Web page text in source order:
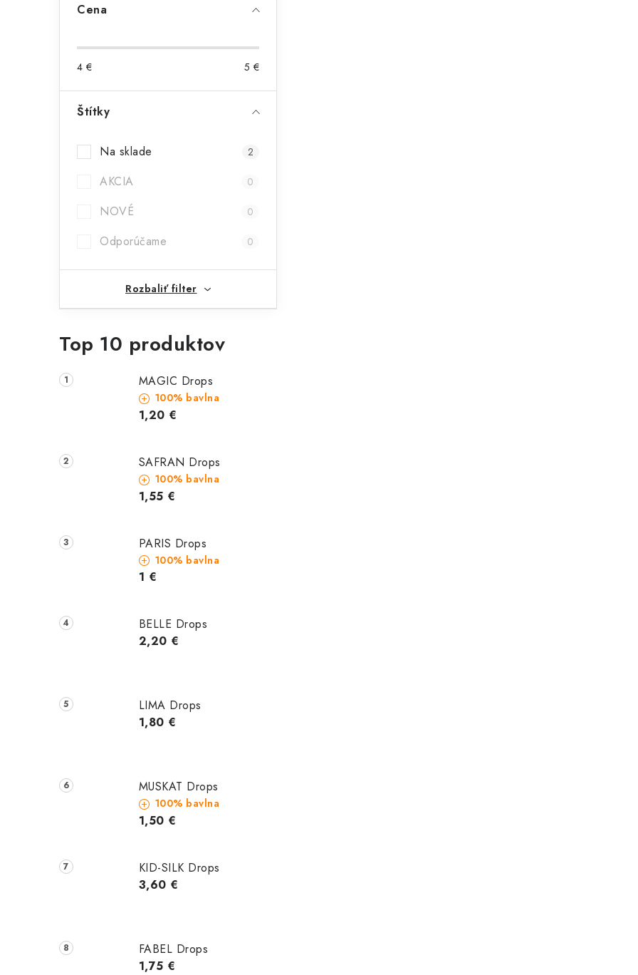
Cena
4 € 5 €
Štítky
Na sklade 2
AKCIA 0
NOVÉ 0
Odporúčame 0
Rozbaliť filter
Top 10 produktov
MAGIC Drops
100% bavlna
1,20 €
SAFRAN Drops
100% bavlna
1,55 €
PARIS Drops
100% bavlna
1 €
BELLE Drops
2,20 €
LIMA Drops
1,80 €
MUSKAT Drops
100% bavlna
1,50 €
KID-SILK Drops
3,60 €
FABEL Drops
1,75 €